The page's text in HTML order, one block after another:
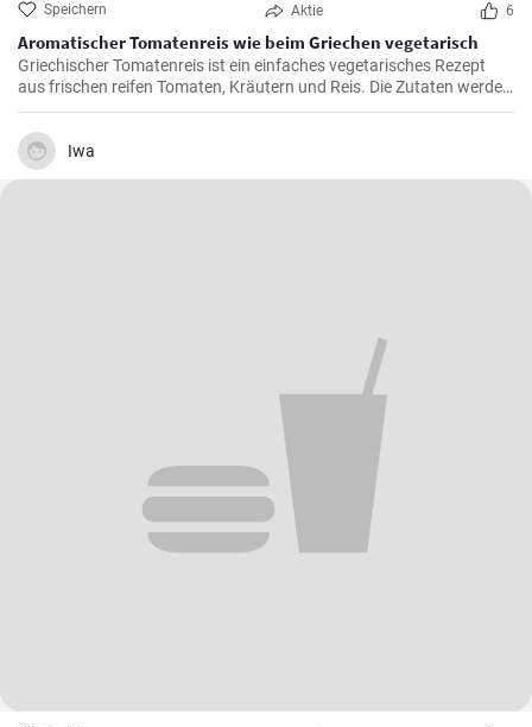
Speichern Aktie 6
Aromatischer Tomatenreis wie beim Griechen vegetarisch
Griechischer Tomatenreis ist ein einfaches vegetarisches Rezept
aus frischen reifen Tomaten, Kräutern und Reis. Die Zutaten werden
zusammen gekocht und als vegetarische Hauptspeise zu Brot oder
Fetakäse genossen. Schnell und einfach zubereitet.
Iwa